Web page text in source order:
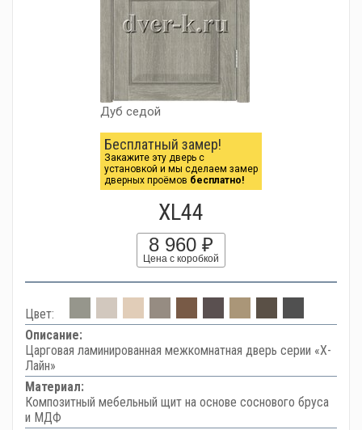
Дуб седой
Бесплатный замер!
Закажите эту дверь с
установкой и мы сделаем замер
дверных проёмов бесплатно!
XL44
8 960 ₽
Цена с коробкой
Цвет:
Описание:
Царговая ламинированная межкомнатная дверь серии «Х-
Лайн»
Материал:
Композитный мебельный щит на основе соснового бруса
и МДФ